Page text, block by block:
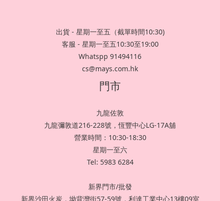
出貨 - 星期一至五（截單時間10:30)
客服 - 星期一至五10:30至19:00
Whatspp 91494116
cs@mays.com.hk
門市
九龍佐敦
九龍彌敦道216-228號，恆豐中心LG-17A舖
營業時間：10:30-18:30
星期一至六
Tel: 5983 6284
新界門市/批發
新界沙田火炭，坳背灣街57-59號，利達工業中心13樓09室